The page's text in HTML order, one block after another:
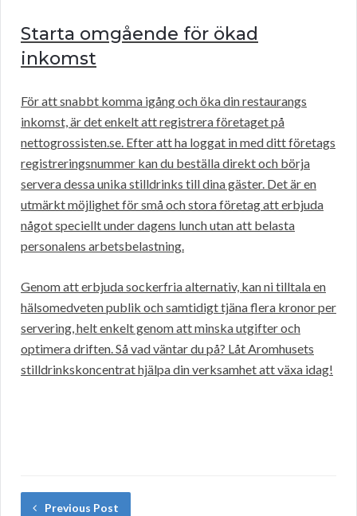
Starta omgående för ökad
inkomst
För att snabbt komma igång och öka din restaurangs
inkomst, är det enkelt att registrera företaget på
nettogrossisten.se. Efter att ha loggat in med ditt företags
registreringsnummer kan du beställa direkt och börja
servera dessa unika stilldrinks till dina gäster. Det är en
utmärkt möjlighet för små och stora företag att erbjuda
något speciellt under dagens lunch utan att belasta
personalens arbetsbelastning.
Genom att erbjuda sockerfria alternativ, kan ni tilltala en
hälsomedveten publik och samtidigt tjäna flera kronor per
servering, helt enkelt genom att minska utgifter och
optimera driften. Så vad väntar du på? Låt Aromhusets
stilldrinkskoncentrat hjälpa din verksamhet att växa idag!
Previous Post